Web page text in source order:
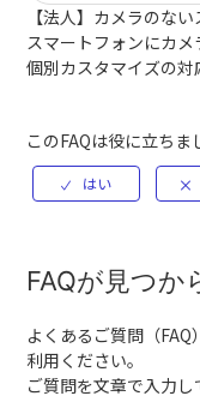
【法人】カメラのな
スマートフォンにカメ
個別カスタマイズの
このFAQは役に立ちま
FAQが見つか
よくあるご質問（
利用ください。
ご質問を文章で入力し